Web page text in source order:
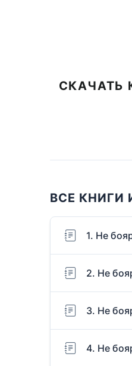
СКАЧАТЬ
ВСЕ КНИГИ
1. Не
2. Не
3. Не
4. Не